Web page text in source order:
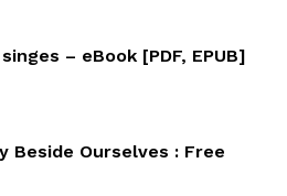
– eBook [PDF, EPUB]
Beside Ourselves : Free